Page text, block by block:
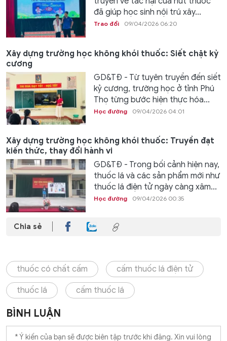
đã giúp học sinh nội trú xây...
Trao đổi 09/04/2026 06:20
Xây dựng trường học không khói thuốc: Siết chặt kỷ
cương
GD&TĐ - Từ tuyên truyền đến siết
kỷ cương, trường học ở tỉnh Phú
Thọ từng bước hiện thực hóa...
Học đường 09/04/2026 04:01
Xây dựng trường học không khói thuốc: Truyền đạt
kiến thức, thay đổi hành vi
GD&TĐ - Trong bối cảnh hiện nay,
thuốc lá và các sản phẩm mới như
thuốc lá điện tử ngày càng xâm...
Học đường 09/04/2026 00:35
Chia sẻ
thuốc có chất cấm cấm thuốc lá điện tử
thuốc lá cấm thuốc lá
BÌNH LUẬN